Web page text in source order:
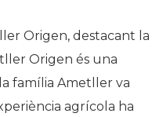
Origen, destacant la
Origen és una
família Ametller va
agrícola ha